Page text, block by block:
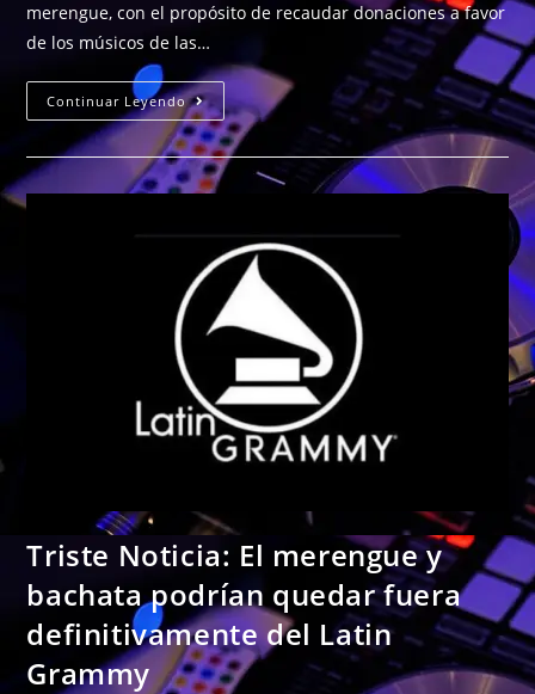
merengue, con el propósito de recaudar donaciones a favor
de los músicos de las…
Continuar Leyendo
Triste Noticia: El merengue y
bachata podrían quedar fuera
definitivamente del Latin
Grammy